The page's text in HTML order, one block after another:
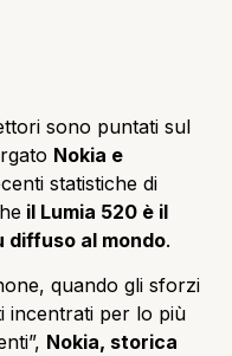
sono puntati sul
Nokia e
statistiche di
il Lumia 520 è il
diffuso al mondo.
quando gli sforzi
incentrati per lo più
Nokia, storica